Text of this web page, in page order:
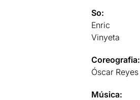
So:
Enric
Vinyeta
Coreografia:
Óscar Reyes
Música: